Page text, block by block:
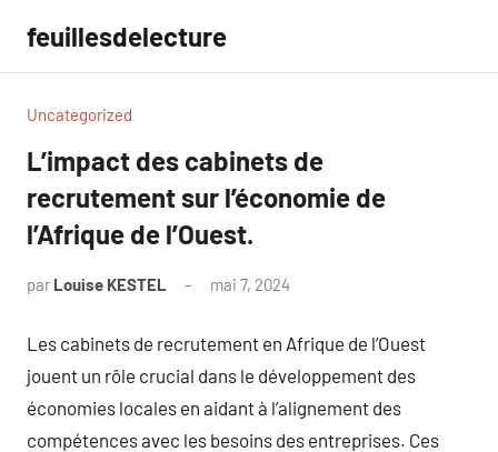
contenu
feuillesdelecture
Uncategorized
L’impact des cabinets de
recrutement sur l’économie de
l’Afrique de l’Ouest.
par Louise KESTEL mai 7, 2024
Les cabinets de recrutement en Afrique de l’Ouest
jouent un rôle crucial dans le développement des
économies locales en aidant à l’alignement des
compétences avec les besoins des entreprises. Ces